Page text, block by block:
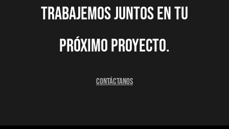
Trabajemos juntos en tu
próximo proyecto.
Contáctanos